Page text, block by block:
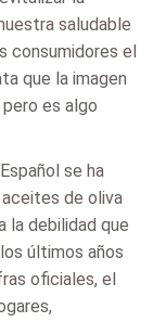
saludable
consumidores el
que la imagen
es algo
se ha
de oliva
la debilidad que
últimos años
oficiales, el